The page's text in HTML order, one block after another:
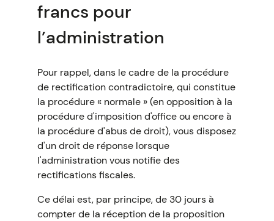
francs pour
l’administration
Pour rappel, dans le cadre de la procédure
de rectification contradictoire, qui constitue
la procédure « normale » (en opposition à la
procédure d'imposition d'office ou encore à
la procédure d'abus de droit), vous disposez
d'un droit de réponse lorsque
l'administration vous notifie des
rectifications fiscales.
Ce délai est, par principe, de 30 jours à
compter de la réception de la proposition